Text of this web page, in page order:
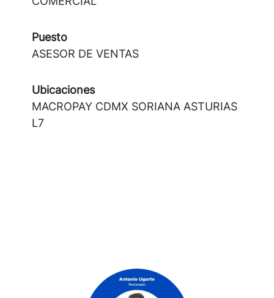
Puesto
ASESOR DE VENTAS
Ubicaciones
MACROPAY CDMX SORIANA ASTURIAS
L7